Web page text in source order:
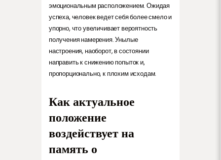
эмоциональным расположением. Ожидая
успеха, человек ведет себя более смело и
упорно, что увеличивает вероятность
получения намерения. Унылые
настроения, наоборот, в состоянии
направить к снижению попыток и,
пропорционально, к плохим исходам.
Как актуальное
положение
воздействует на
память о